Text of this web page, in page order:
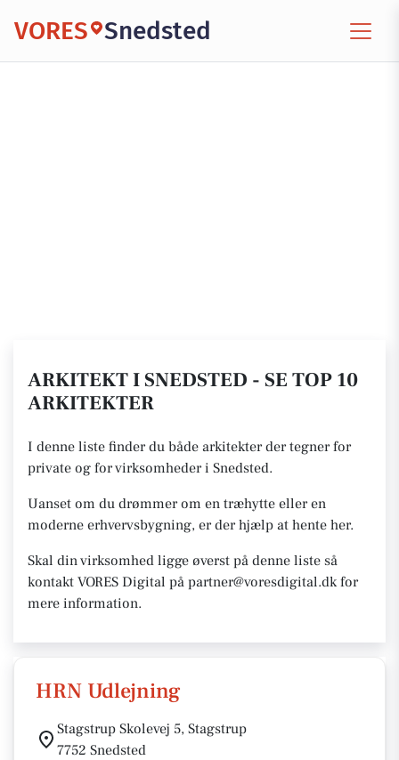
VORES Snedsted
ARKITEKT I SNEDSTED - SE TOP 10
ARKITEKTER
I denne liste finder du både arkitekter der tegner for
private og for virksomheder i Snedsted.
Uanset om du drømmer om en træhytte eller en
moderne erhvervsbygning, er der hjælp at hente her.
Skal din virksomhed ligge øverst på denne liste så
kontakt VORES Digital på partner@voresdigital.dk for
mere information.
HRN Udlejning
Stagstrup Skolevej 5, Stagstrup
7752 Snedsted